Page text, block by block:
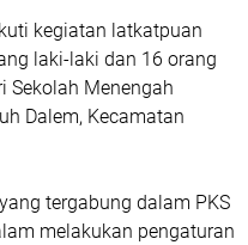
kegiatan latkatpuan
laki-laki dan 16 orang
Sekolah Menengah
Dalem, Kecamatan
tergabung dalam PKS
melakukan pengaturan